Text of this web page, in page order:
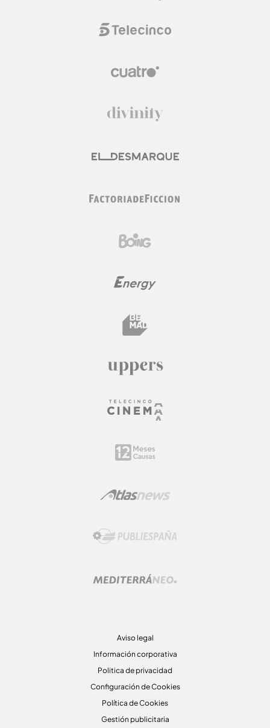
Aviso legal
Información corporativa
Politica de privacidad
Configuración de Cookies
Política de Cookies
Gestión publicitaria